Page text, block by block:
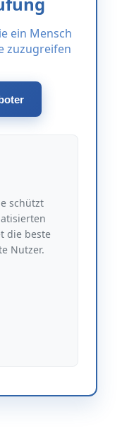
ein Mensch
zuzugreifen
schützt
die beste
Nutzer.